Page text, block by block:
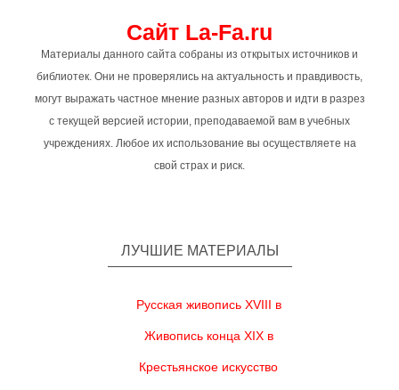
Сайт La-Fa.ru
Материалы данного сайта собраны из открытых источников и
библиотек. Они не проверялись на актуальность и правдивость,
могут выражать частное мнение разных авторов и идти в разрез
с текущей версией истории, преподаваемой вам в учебных
учреждениях. Любое их использование вы осуществляете на
свой страх и риск.
ЛУЧШИЕ МАТЕРИАЛЫ
Русская живопись XVIII в
Живопись конца XIX в
Крестьянское искусство